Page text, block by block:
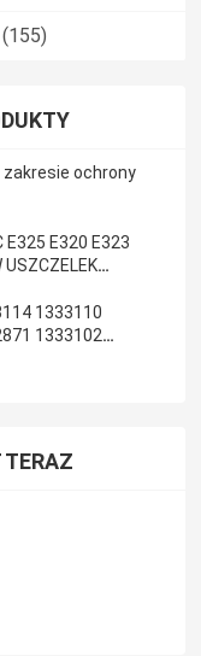
(155)
zakresie ochrony
E325 E320 E323
USZCZELEK
1333110
1333102